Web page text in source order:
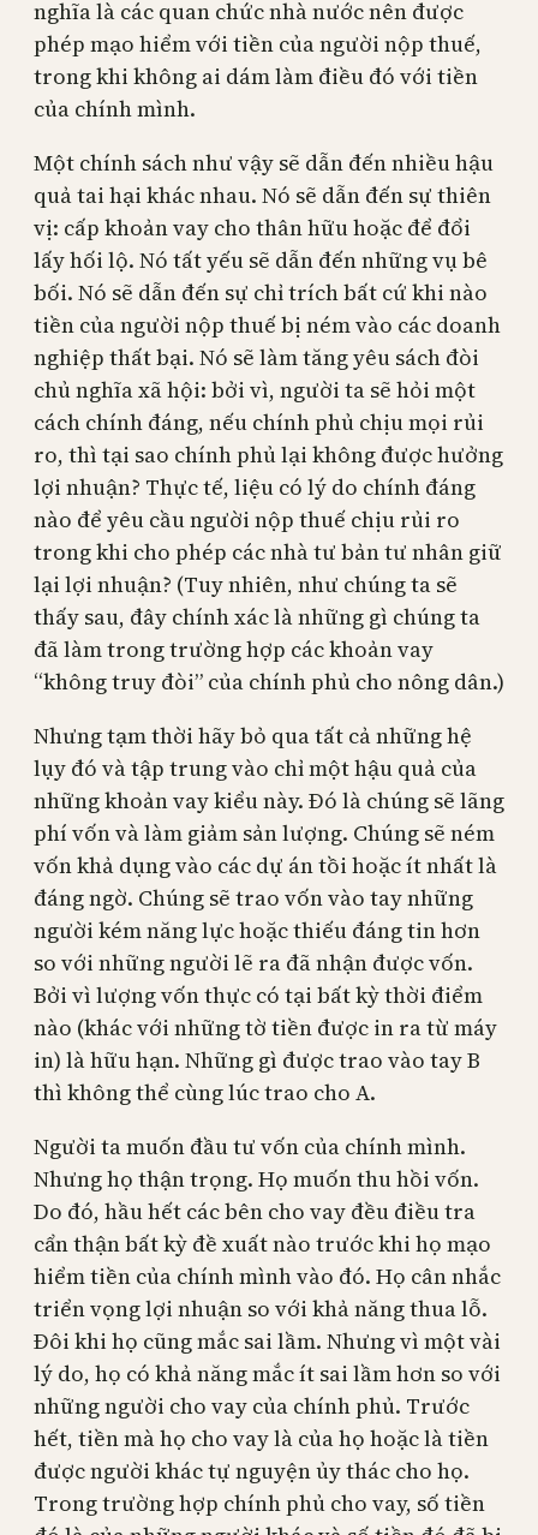
nghĩa là các quan chức nhà nước nên được
phép mạo hiểm với tiền của người nộp thuế,
trong khi không ai dám làm điều đó với tiền
của chính mình.
Một chính sách như vậy sẽ dẫn đến nhiều hậu
quả tai hại khác nhau. Nó sẽ dẫn đến sự thiên
vị: cấp khoản vay cho thân hữu hoặc để đổi
lấy hối lộ. Nó tất yếu sẽ dẫn đến những vụ bê
bối. Nó sẽ dẫn đến sự chỉ trích bất cứ khi nào
tiền của người nộp thuế bị ném vào các doanh
nghiệp thất bại. Nó sẽ làm tăng yêu sách đòi
chủ nghĩa xã hội: bởi vì, người ta sẽ hỏi một
cách chính đáng, nếu chính phủ chịu mọi rủi
ro, thì tại sao chính phủ lại không được hưởng
lợi nhuận? Thực tế, liệu có lý do chính đáng
nào để yêu cầu người nộp thuế chịu rủi ro
trong khi cho phép các nhà tư bản tư nhân giữ
lại lợi nhuận? (Tuy nhiên, như chúng ta sẽ
thấy sau, đây chính xác là những gì chúng ta
đã làm trong trường hợp các khoản vay
“không truy đòi” của chính phủ cho nông dân.)
Nhưng tạm thời hãy bỏ qua tất cả những hệ
lụy đó và tập trung vào chỉ một hậu quả của
những khoản vay kiểu này. Đó là chúng sẽ lãng
phí vốn và làm giảm sản lượng. Chúng sẽ ném
vốn khả dụng vào các dự án tồi hoặc ít nhất là
đáng ngờ. Chúng sẽ trao vốn vào tay những
người kém năng lực hoặc thiếu đáng tin hơn
so với những người lẽ ra đã nhận được vốn.
Bởi vì lượng vốn thực có tại bất kỳ thời điểm
nào (khác với những tờ tiền được in ra từ máy
in) là hữu hạn. Những gì được trao vào tay B
thì không thể cùng lúc trao cho A.
Người ta muốn đầu tư vốn của chính mình.
Nhưng họ thận trọng. Họ muốn thu hồi vốn.
Do đó, hầu hết các bên cho vay đều điều tra
cẩn thận bất kỳ đề xuất nào trước khi họ mạo
hiểm tiền của chính mình vào đó. Họ cân nhắc
triển vọng lợi nhuận so với khả năng thua lỗ.
Đôi khi họ cũng mắc sai lầm. Nhưng vì một vài
lý do, họ có khả năng mắc ít sai lầm hơn so với
những người cho vay của chính phủ. Trước
hết, tiền mà họ cho vay là của họ hoặc là tiền
được người khác tự nguyện ủy thác cho họ.
Trong trường hợp chính phủ cho vay, số tiền